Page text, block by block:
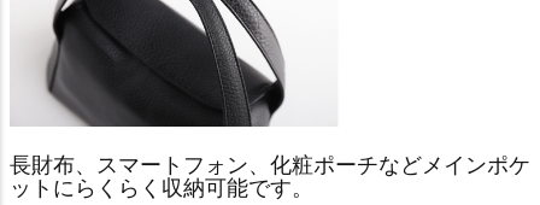
長財布、スマートフォン、化粧ポーチなどメインポケ
ットにらくらく収納可能です。